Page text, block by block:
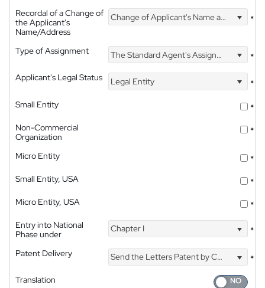
Recordal of a Change of
the Applicant's
Name/Address
Change of Applicant's Name and Address *
Type of Assignment The Standard Agent's Assignment
*
Applicant's Legal Status
Legal Entity
*
Small Entity
*
Non-Commercial
Organization
*
Micro Entity
*
Small Entity, USA
*
Micro Entity, USA
*
Entry into National
Phase under
Chapter I *
Patent Delivery Send the Letters Patent by Courier
*
Translation